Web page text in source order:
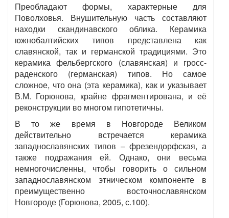
Преобладают формы, характерные для
Поволховья. Внушительную часть составляют
находки скандинавского облика. Керамика
южнобалтийских типов представлена как
славянской, так и германской традициями. Это
керамика фельбергского (славянская) и гросс-
раденского (германская) типов. Но самое
сложное, что она (эта керамика), как и указывает
В.М. Горюнова, крайне фрагментирована, и её
реконструкции во многом гипотетичны.
В то же время в Новгороде Великом
действительно встречается керамика
западнославянских типов – фрезендорфская, а
также подражания ей. Однако, они весьма
немногочисленны, чтобы говорить о сильном
западнославянском этническом компоненте в
преимущественно восточнославянском
Новгороде (Горюнова, 2005, с.100).